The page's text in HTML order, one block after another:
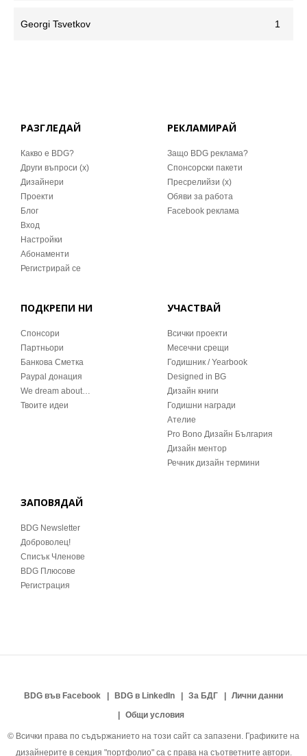
Georgi Tsvetkov 1
РАЗГЛЕДАЙ
Какво е BDG?
Други въпроси (x)
Дизайнери
Проекти
Блог
Вход
Настройки
Абонаменти
Регистрирай се
РЕКЛАМИРАЙ
Защо BDG реклама?
Спонсорски пакети
Пресрелийзи (x)
Обяви за работа
Facebook реклама
ПОДКРЕПИ НИ
Спонсори
Партньори
Банкова Сметка
Paypal донация
We dream about…
Твоите идеи
УЧАСТВАЙ
Всички проекти
Месечни срещи
Годишник / Yearbook
Designed in BG
Дизайн книги
Годишни награди
Ателие
Pro Bono Дизайн България
Дизайн ментор
Речник дизайн термини
ЗАПОВЯДАЙ
BDG Newsletter
Доброволец!
Списък Членове
BDG Плюсове
Регистрация
BDG във Facebook BDG в LinkedIn За БДГ
Лични данни
Общи условия
© Всички права по съдържанието на този сайт са запазени. Графиките на
дизайнерите в секция "портфолио" са с права на съответните автори.